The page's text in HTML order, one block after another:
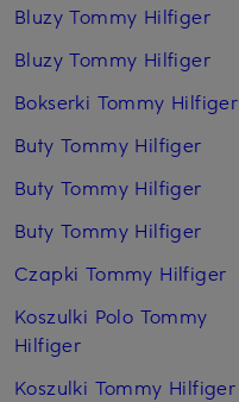
Bluzy Tommy Hilfiger
Bluzy Tommy Hilfiger
Bokserki Tommy Hilfiger
Buty Tommy Hilfiger
Buty Tommy Hilfiger
Buty Tommy Hilfiger
Czapki Tommy Hilfiger
Koszulki Polo Tommy
Hilfiger
Koszulki Tommy Hilfiger